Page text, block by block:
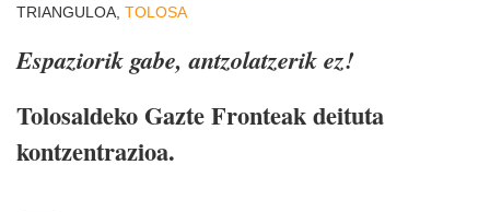
TRIANGULOA, TOLOSA
Espaziorik gabe, antzolatzerik ez!
Tolosaldeko Gazte Fronteak deituta
kontzentrazioa.